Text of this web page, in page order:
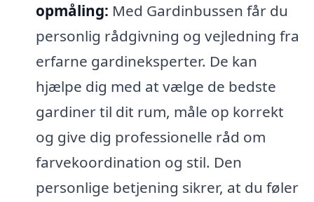
opmåling: Med Gardinbussen får du
personlig rådgivning og vejledning fra
erfarne gardineksperter. De kan
hjælpe dig med at vælge de bedste
gardiner til dit rum, måle op korrekt
og give dig professionelle råd om
farvekoordination og stil. Den
personlige betjening sikrer, at du føler